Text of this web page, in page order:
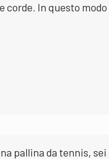
corde. In questo
pallina da tennis, sei